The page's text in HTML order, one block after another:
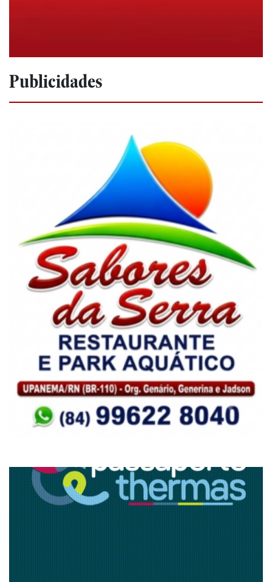
Publicidades